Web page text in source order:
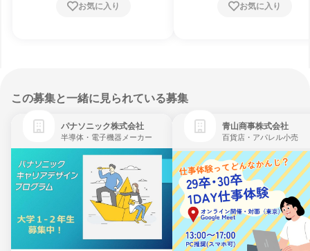
お気に入り お気に入り
この募集と一緒に見られている募集
パナソニック株式会社
半導体・電子機器メーカー
青山商事株式会社
百貨店・アパレル小売